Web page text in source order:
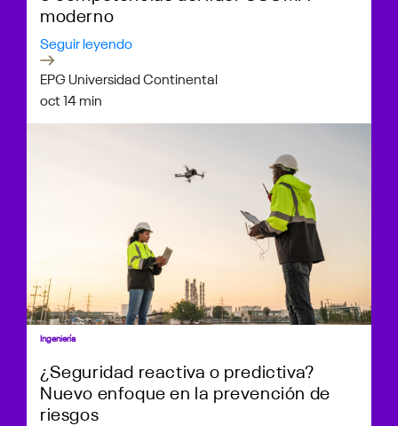
moderno
Seguir leyendo
EPG Universidad Continental
oct 14 min
Ingeniería
¿Seguridad reactiva o predictiva?
Nuevo enfoque en la prevención de
riesgos